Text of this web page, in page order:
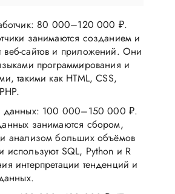
80 000–120 000 ₽.
занимаются созданием и
веб-сайтов и приложений. Они
программирования и
такими как HTML, CSS,
данных: 100 000–150 000 ₽.
занимаются сбором,
анализом больших объёмов
SQL, Python и R
интерпретации тенденций и